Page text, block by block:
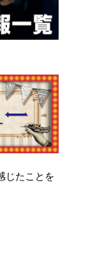
じたことを